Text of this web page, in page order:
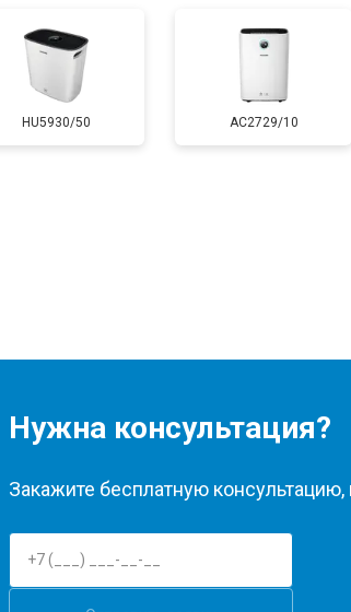
HU5930/50 AC2729/10
Нужна консультация?
Закажите бесплатную